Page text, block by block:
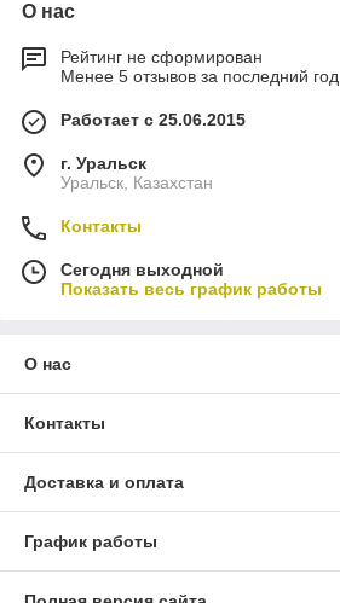
О нас
Рейтинг не сформирован
Менее 5 отзывов за последний год
Работает с 25.06.2015
г. Уральск
Уральск, Казахстан
Контакты
Сегодня выходной
Показать весь график работы
О нас
Контакты
Доставка и оплата
График работы